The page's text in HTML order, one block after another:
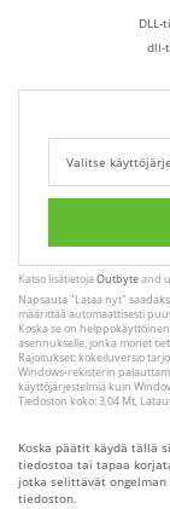
DLL-
dll-
Katso lisätietojaOutbyteand
Napsauta"Lataa nyt"
määrittää automaattisesti
Koska se on
asennukselle, jonka monet
Rajoitukset: kokeiluversio
Windows-rekisterin
käyttöjärjestelmiä kuin
Tiedoston koko: 3,04 Mt,
Koska päätit käydä tällä
tiedostoa tai tapaa
jotka selittävät
tiedoston.